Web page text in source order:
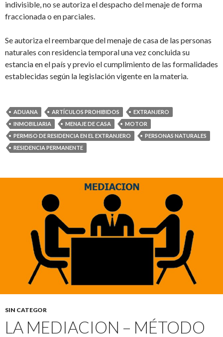
indivisible, no se autoriza el despacho del menaje de forma
fraccionada o en parciales.
Se autoriza el reembarque del menaje de casa de las personas
naturales con residencia temporal una vez concluida su
estancia en el país y previo el cumplimiento de las formalidades
establecidas según la legislación vigente en la materia.
ADUANA ARTÍCULOS PROHIBIDOS
EXTRANJERO
INMOBILIARIA
MENAJE DE CASA
MOTOR
PERMISO DE RESIDENCIA EN EL EXTRANJERO
PERSONAS NATURALES
RESIDENCIA PERMANENTE
SIN CATEGOR
LA MEDIACION – MÉTODO